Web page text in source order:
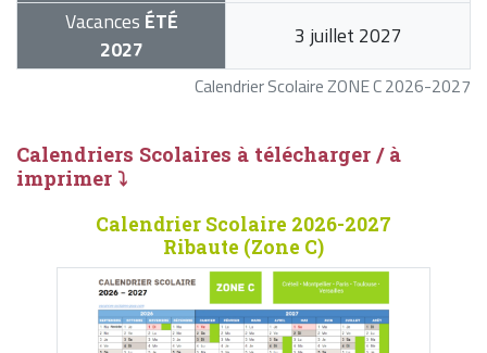
Calendrier Scolaire ZONE C 2026-2027
Vacances ÉTÉ
2027
3 juillet 2027
Calendriers Scolaires à télécharger / à
imprimer ⤵
Calendrier Scolaire 2026-2027
Ribaute (Zone C)